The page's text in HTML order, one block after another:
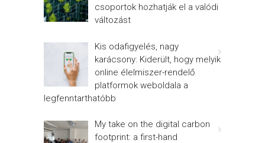
csoportok hozhatják el a valódi
változást
Kis odafigyelés, nagy
karácsony: Kiderült, hogy melyik
online élelmiszer-rendelő
platformok weboldala a
legfenntarthatóbb
My take on the digital carbon
footprint: a first-hand